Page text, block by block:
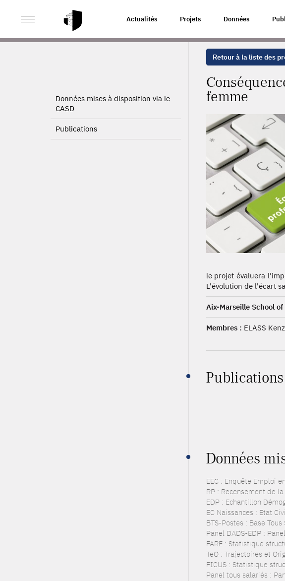
Actualités Projets Données
ACCUEIL CONSÉQUENCES DE L'OFFRE DE TRAVAIL SUR LES
Données mises à disposition via le
CASD
Publications
Retour à la liste des
femme
le projet évaluera
L'évolution de l'écart
Aix-Marseille School of
Membres : ELASS
Publications
Données
EEC : Enquête Emploi
RP : Recensement de
EDP : Echantillon
EC Naissances : Etat
BTS-Postes : Base
Panel DADS-EDP :
FARE : Statistique
TeO : Trajectoires et
FICUS : Statistique
Panel tous salariés :